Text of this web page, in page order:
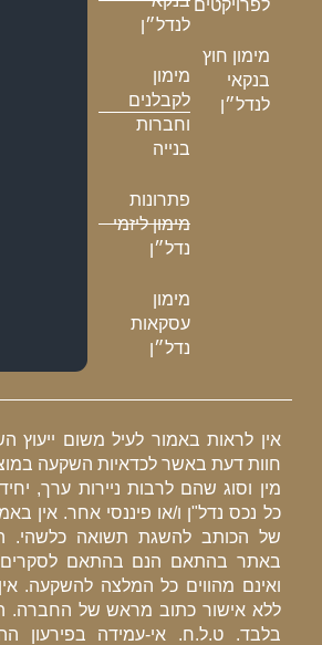
לפרויקטים
מימון חוץ
בנקאי
לנדל״ן
לנדל״ן
מימון
לקבלנים
וחברות
בנייה
פתרונות
מימון ליזמי
נדל״ן
מימון
עסקאות
נדל״ן
אין לראות באמור לעיל משום ייעוץ
חוות דעת באשר לכדאיות השקעה
מין וסוג שהם לרבות ניירות ערך,
כל נכס נדל"ן ו/או פיננסי אחר. אין
של הכותב להשגת תשואה כלשהי.
באתר בהתאם הנם בהתאם
ואינם מהווים כל המלצה להשקעה.
ללא אישור כתוב מראש של החברה.
בלבד. ט.ל.ח. אי-עמידה בפירעון